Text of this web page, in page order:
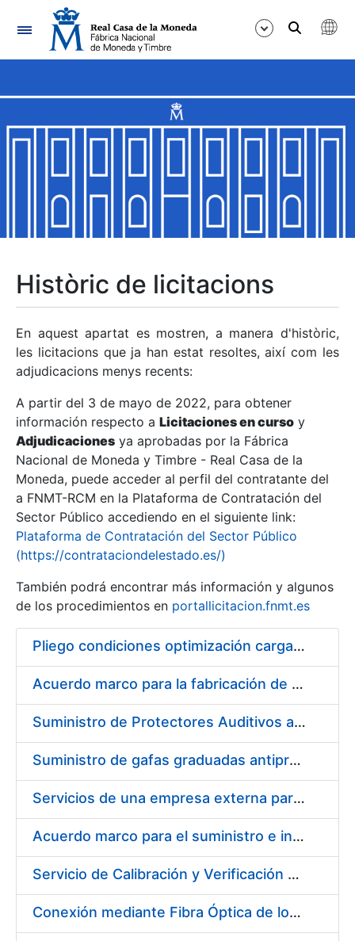
Navegació
Mostra/Amaga
Mostra/Amaga
Mostra/Amaga
Mostra/Amaga
Mostra/Amaga
Mostra/Amaga
Històric de licitacions
En aquest apartat es mostren, a manera d'històric,
les licitacions que ja han estat resoltes, així com les
adjudicacions menys recents:
A partir del 3 de mayo de 2022, para obtener
información respecto a Licitaciones en curso y
Adjudicaciones ya aprobadas por la Fábrica
Nacional de Moneda y Timbre - Real Casa de la
Moneda, puede acceder al perfil del contratante del
a FNMT-RCM en la Plataforma de Contratación del
Sector Público accediendo en el siguiente link:
Plataforma de Contratación del Sector Público
(https://contrataciondelestado.es/)
También podrá encontrar más información y algunos
de los procedimientos en portallicitacion.fnmt.es
Pliego condiciones optimización cargas compras firmado
Acuerdo marco para la fabricación de piezas
Suministro de Protectores Auditivos a medida para las personas trabajadoras de los Centros de Trabajo de Madrid y Burgos
Suministro de gafas graduadas antiproyecciones para los trabajadores de la FNMT-RCM en los centros de trabajo de Madrid y Burgos
Servicios de una empresa externa para el asesoramiento y resolución de los recursos de alzada que se presentan relacionados con procesos de selección para la FNMT-RCM
Acuerdo marco para el suministro e instalación de persianas, estores y otros complementos
Servicio de Calibración y Verificación Externa de los Equipos de Medición del Servicio de Prevención de la FNMT-RCM
Conexión mediante Fibra Óptica de los Centros de Proceso de Datos (CPDs) de las sedes de la FNMT-RCM de Burgos y Madrid